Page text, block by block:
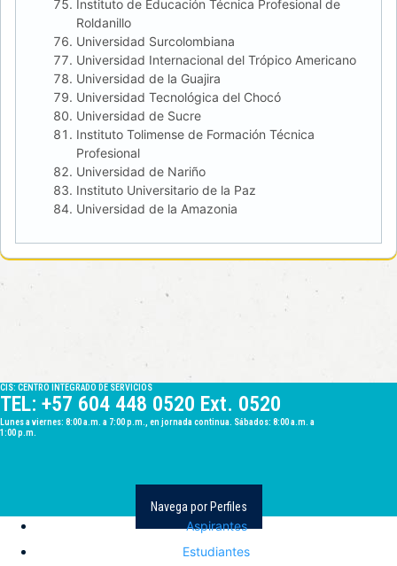
Instituto de Educación Técnica Profesional de
Roldanillo
Universidad Surcolombiana
Universidad Internacional del Trópico Americano
Universidad de la Guajira
Universidad Tecnológica del Chocó
Universidad de Sucre
Instituto Tolimense de Formación Técnica
Profesional
Universidad de Nariño
Instituto Universitario de la Paz
Universidad de la Amazonia
CIS: CENTRO INTEGRADO DE SERVICIOS
TEL: +57 604 448 0520 Ext. 0520
Lunes a viernes: 8:00 a.m. a 7:00 p.m., en jornada continua. Sábados: 8:00 a.m. a
1:00 p.m.
Navega por Perfiles
Aspirantes
Estudiantes